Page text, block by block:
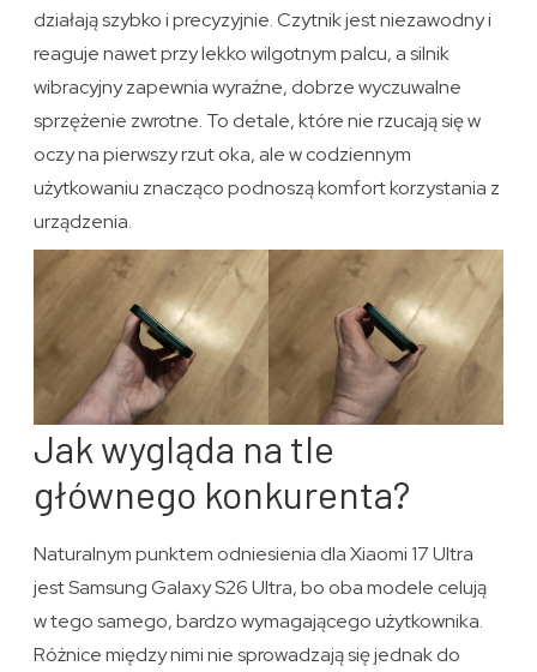
działają szybko i precyzyjnie. Czytnik jest niezawodny i
reaguje nawet przy lekko wilgotnym palcu, a silnik
wibracyjny zapewnia wyraźne, dobrze wyczuwalne
sprzężenie zwrotne. To detale, które nie rzucają się w
oczy na pierwszy rzut oka, ale w codziennym
użytkowaniu znacząco podnoszą komfort korzystania z
urządzenia.
Jak wygląda na tle
głównego konkurenta?
Naturalnym punktem odniesienia dla Xiaomi 17 Ultra
jest Samsung Galaxy S26 Ultra, bo oba modele celują
w tego samego, bardzo wymagającego użytkownika.
Różnice między nimi nie sprowadzają się jednak do